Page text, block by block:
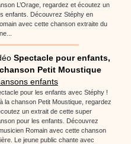
L’Orage, regardez et écoutez un
enfants. Découvrez Stéphy en
avec cette chanson extraite du
Spectacle pour enfants,
Petit Moustique
enfants
pour les enfants avec Stéphy !
la chanson Petit Moustique, regardez
un extrait de cette super
pour les enfants. Découvrez
Romain avec cette chanson
Le jeune public chante avec